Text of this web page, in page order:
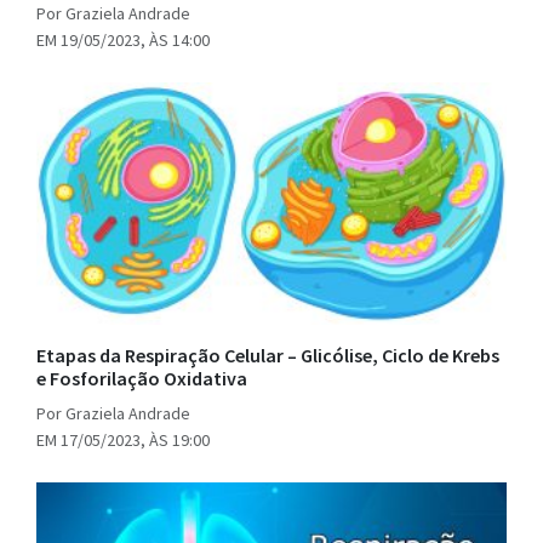
Por Graziela Andrade
EM 19/05/2023, ÀS 14:00
Etapas da Respiração Celular – Glicólise, Ciclo de Krebs
e Fosforilação Oxidativa
Por Graziela Andrade
EM 17/05/2023, ÀS 19:00